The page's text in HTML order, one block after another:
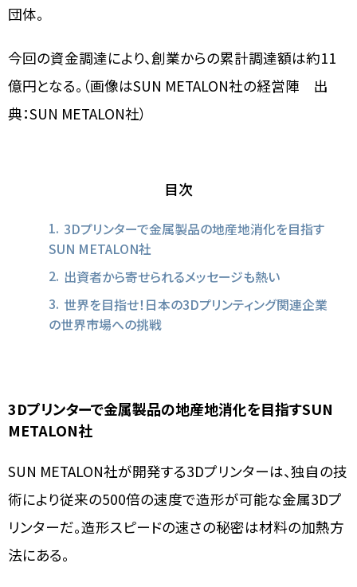
団体。
今回の資金調達により、創業からの累計調達額は約11
億円となる。（画像はSUN METALON社の経営陣 出
典：SUN METALON社）
目次
3Dプリンターで金属製品の地産地消化を目指す
SUN METALON社
出資者から寄せられるメッセージも熱い
世界を目指せ！日本の3Dプリンティング関連企業
の世界市場への挑戦
3Dプリンターで金属製品の地産地消化を目指すSUN
METALON社
SUN METALON社が開発する3Dプリンターは、独自の技
術により従来の500倍の速度で造形が可能な金属3Dプ
リンターだ。造形スピードの速さの秘密は材料の加熱方
法にある。